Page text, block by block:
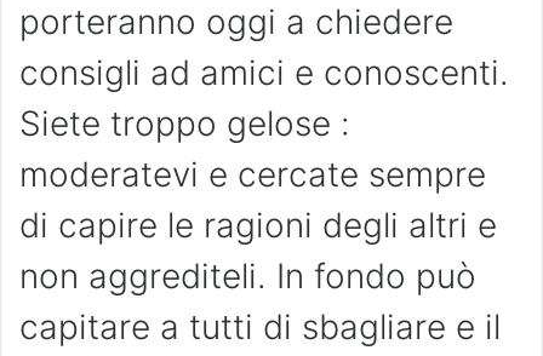
porteranno oggi a chiedere
consigli ad amici e conoscenti.
Siete troppo gelose :
moderatevi e cercate sempre
di capire le ragioni degli altri e
non aggrediteli. In fondo può
capitare a tutti di sbagliare e il